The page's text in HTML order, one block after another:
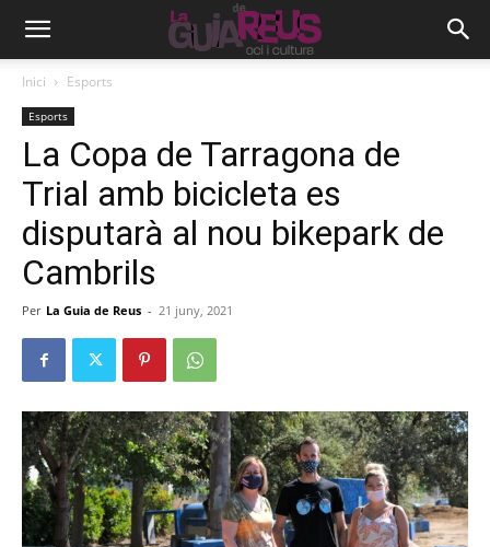
Inici Esports
Esports
La Copa de Tarragona de
Trial amb bicicleta es
disputarà al nou bikepark de
Cambrils
Per La Guia de Reus - 21 juny, 2021